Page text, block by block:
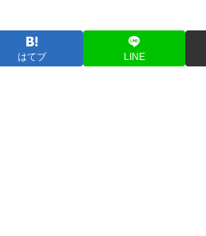
はてブ LINE